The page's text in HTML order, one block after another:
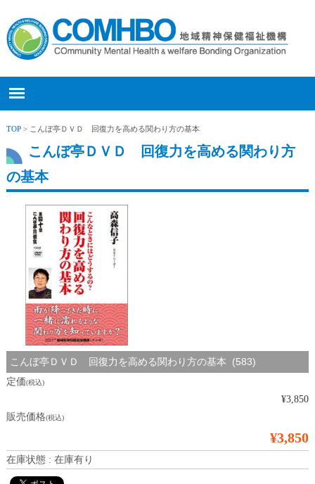
TOP> こんぼ亭ＤＶＤ 回復力を高める関わり方の基本
こんぼ亭ＤＶＤ 回復力を高める関わり方
の基本
こんぼ亭ＤＶＤ 回復力を高める関わり方の基本 (583)
定価(税込)
¥3,850
販売価格(税込)
¥3,850
在庫状態 : 在庫有り